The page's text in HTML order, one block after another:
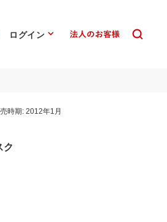
ログイン
時期:2012年1月
ク